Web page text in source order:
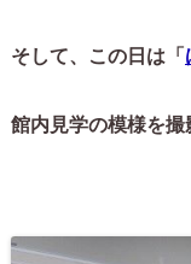
そして、 この日は「
館内見学の模様を撮